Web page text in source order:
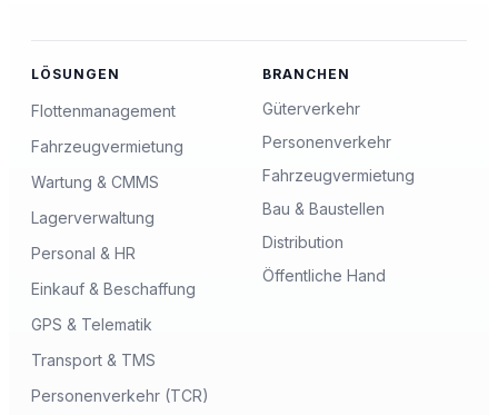
LÖSUNGEN
Flottenmanagement
Fahrzeugvermietung
Wartung & CMMS
Lagerverwaltung
Personal & HR
Einkauf & Beschaffung
GPS & Telematik
Transport & TMS
Personenverkehr (TCR)
BRANCHEN
Güterverkehr
Personenverkehr
Fahrzeugvermietung
Bau & Baustellen
Distribution
Öffentliche Hand